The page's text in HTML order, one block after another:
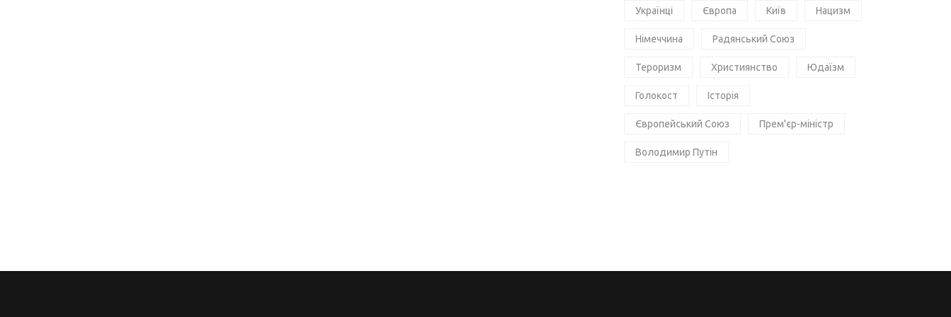
Українці Європа Київ Нацизм
Німеччина Радянський Союз
Тероризм Християнство Юдаїзм
Голокост Історія
Європейський Союз Прем'єр-міністр
Володимир Путін